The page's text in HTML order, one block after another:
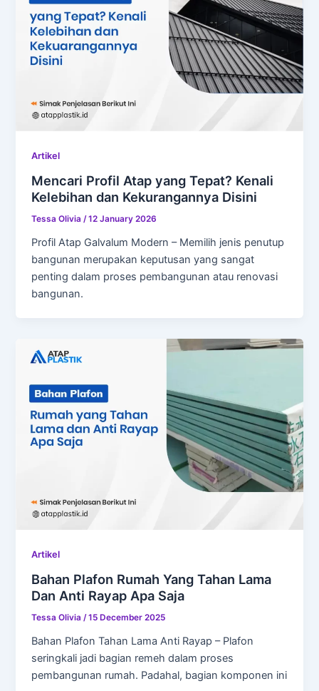
Artikel
Mencari Profil Atap yang Tepat? Kenali
Kelebihan dan Kekurangannya Disini
Tessa Olivia/12 January 2026
Profil Atap Galvalum Modern – Memilih jenis penutup
bangunan merupakan keputusan yang sangat
penting dalam proses pembangunan atau renovasi
bangunan.
Artikel
Bahan Plafon Rumah Yang Tahan Lama
Dan Anti Rayap Apa Saja
Tessa Olivia/15 December 2025
Bahan Plafon Tahan Lama Anti Rayap – Plafon
seringkali jadi bagian remeh dalam proses
pembangunan rumah. Padahal, bagian komponen ini